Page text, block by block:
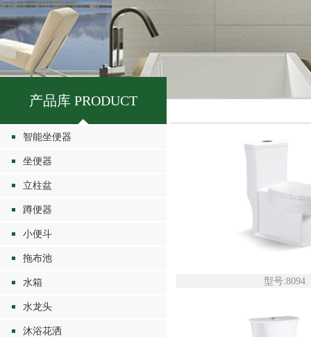
产品库 PRODUCT
智能坐便器
坐便器
立柱盆
蹲便器
小便斗
拖布池
水箱
水龙头
沐浴花洒
型号:8094